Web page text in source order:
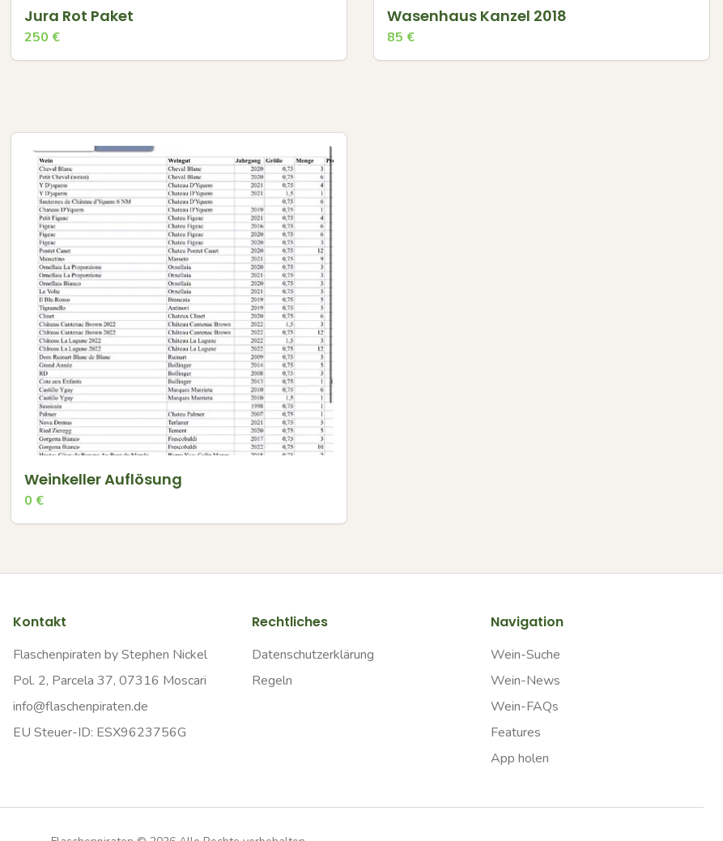
Jura Rot Paket
250 €
Wasenhaus Kanzel 2018
85 €
Weinkeller Auflösung
0 €
Kontakt
Flaschenpiraten by Stephen Nickel
Pol. 2, Parcela 37, 07316 Moscari
info@flaschenpiraten.de
EU Steuer-ID: ESX9623756G
Rechtliches
Datenschutzerklärung
Regeln
Navigation
Wein-Suche
Wein-News
Wein-FAQs
Features
App holen